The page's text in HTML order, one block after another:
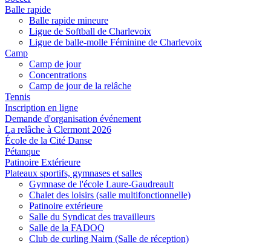
Balle rapide
Balle rapide mineure
Ligue de Softball de Charlevoix
Ligue de balle-molle Féminine de Charlevoix
Camp
Camp de jour
Concentrations
Camp de jour de la relâche
Tennis
Inscription en ligne
Demande d'organisation événement
La relâche à Clermont 2026
École de la Cité Danse
Pétanque
Patinoire Extérieure
Plateaux sportifs, gymnases et salles
Gymnase de l'école Laure-Gaudreault
Chalet des loisirs (salle multifonctionnelle)
Patinoire extérieure
Salle du Syndicat des travailleurs
Salle de la FADOQ
Club de curling Nairn (Salle de réception)